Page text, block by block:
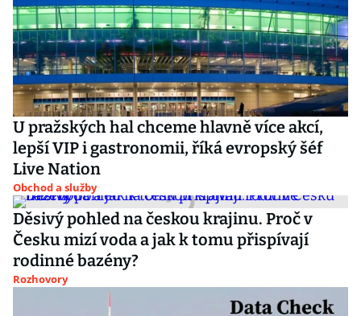
U pražských hal chceme hlavně více akcí,
lepší VIP i gastronomii, říká evropský šéf
Live Nation
Obchod a služby
Děsivý pohled na českou krajinu. Proč v
Česku mizí voda a jak k tomu přispívají
rodinné bazény?
Rozhovory